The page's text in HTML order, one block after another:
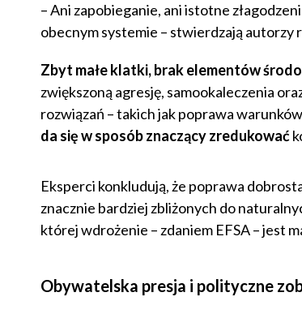
– Ani zapobieganie, ani istotne
obecnym systemie – stwierdzają autorzy
Zbyt małe klatki, brak elementów
zwiększoną agresję, samookaleczenia
rozwiązań – takich jak poprawa
da się w sposób znaczący zredukować
Eksperci konkludują, że poprawa
znacznie bardziej zbliżonych do
której wdrożenie – zdaniem EFSA – jest
Obywatelska presja i polityczne